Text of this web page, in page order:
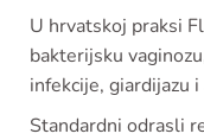
U hrvatskoj praksi
bakterijsku
infekcije, giardijazu
Standardni odrasli